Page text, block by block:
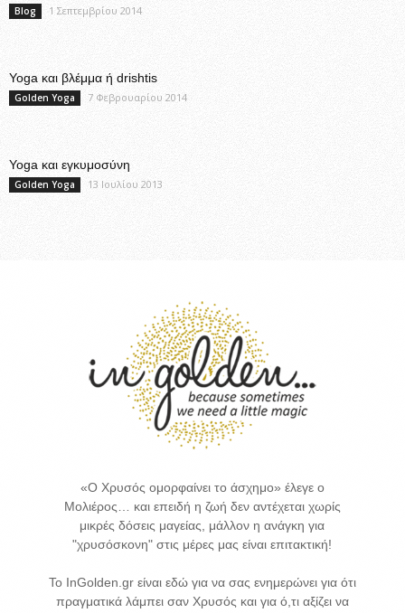
Blog 1 Σεπτεμβρίου 2014
Yoga και βλέμμα ή drishtis
Golden Yoga 7 Φεβρουαρίου 2014
Yoga και εγκυμοσύνη
Golden Yoga 13 Ιουλίου 2013
«Ο Χρυσός ομορφαίνει το άσχημο» έλεγε ο
Μολιέρος… και επειδή η ζωή δεν αντέχεται χωρίς
μικρές δόσεις μαγείας, μάλλον η ανάγκη για
"χρυσόσκονη" στις μέρες μας είναι επιτακτική!
Το InGolden.gr είναι εδώ για να σας ενημερώνει για ότι
πραγματικά λάμπει σαν Χρυσός και για ό,τι αξίζει να